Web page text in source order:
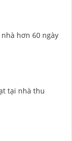
hơn 60 ngày
tại nhà thu